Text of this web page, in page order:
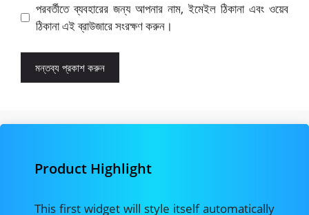
পরবর্তীতে ব্যবহারের জন্য আপনার নাম, ইমেইল ঠিকানা এবং ওয়েব
ঠিকানা এই ব্রাউজারে সংরক্ষণ করুন।
Product Highlight
This first widget will style itself automatically